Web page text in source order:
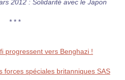
2012 : Solidarité avec le Japon
* * *
progressent vers Benghazi !
forces spéciales britanniques SAS